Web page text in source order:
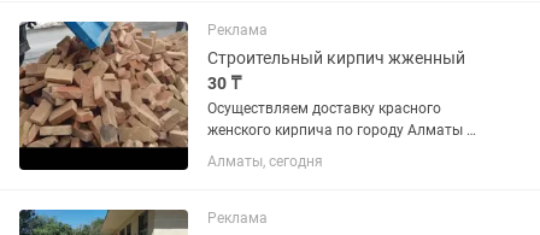
Реклама
Строительный кирпич жженный
30 ₸
Осуществляем доставку красного
женского кирпича по городу Алматы и
Алматинской области. Качество
кирпича отличное. Без соли. Доставка
тг плюс доставка. Доставка...
Алматы, сегодня
Реклама